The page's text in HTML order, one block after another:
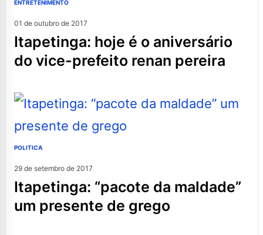
ENTRETENIMENTO
01 de outubro de 2017
itapetinga: hoje é o aniversário
do vice-prefeito renan pereira
POLITICA
29 de setembro de 2017
itapetinga: “pacote da maldade”
um presente de grego